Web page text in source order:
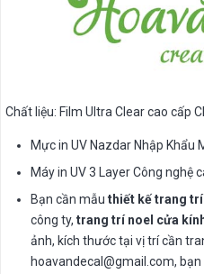
Chất liệu: Film Ultra Clear cao cấp
Mực in UV Nazdar Nhập Khẩu
Máy in UV 3 Layer Công nghệ
Bạn cần mẫu thiết kế trang trí
công ty, trang trí noel cửa
ảnh, kích thước tại vị trí cần
hoavandecal@gmail.com,